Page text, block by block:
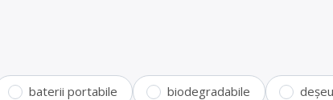
baterii portabile biodegradabile